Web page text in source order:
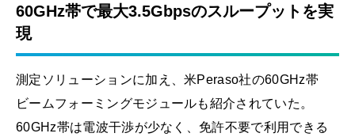
60GHz帯で最大3.5Gbpsのスループットを実
現
測定ソリューションに加え、米Peraso社の60GHz帯
ビームフォーミングモジュールも紹介されていた。
60GHz帯は電波干渉が少なく、免許不要で利用できる